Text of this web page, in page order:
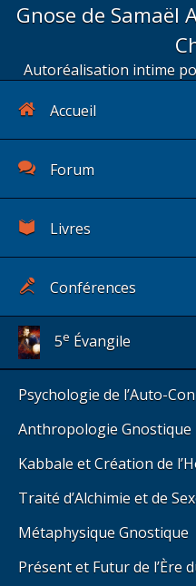
Gnose de Samaël
Autoréalisation intime
Accueil
Forum
Livres
Conférences
5e Évangile
Psychologie de l’Auto-
Anthropologie Gnostique
Kabbale et Création de
Traité d’Alchimie et de
Métaphysique Gnostique
Présent et Futur de l’Ère